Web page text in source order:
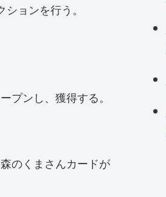
ョンを行う。
プンし、獲得する。
のくまさんカードが